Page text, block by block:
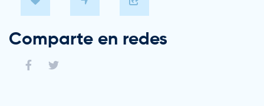
Comparte en redes